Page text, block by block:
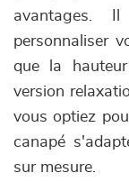
avantages.
personnaliser
que la
version
vous optiez
canapé
sur mesure.